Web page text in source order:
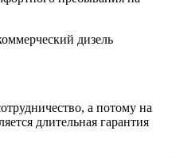
дизель
а потому на
длительная гарантия